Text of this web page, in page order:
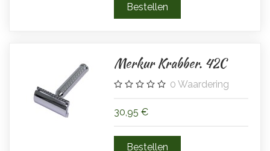
Merkur Krabber. 42C
0 Waardering
30,95 €